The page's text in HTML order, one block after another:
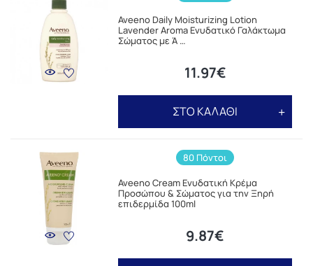
Aveeno Daily Moisturizing Lotion
Lavender Aroma Ενυδατικό Γαλάκτωμα
Σώματος με Ά …
11.97€
ΣΤΟ ΚΑΛΑΘΙ
80 Πόντοι
Aveeno Cream Ενυδατική Κρέμα
Προσώπου & Σώματος για την Ξηρή
επιδερμίδα 100ml
9.87€